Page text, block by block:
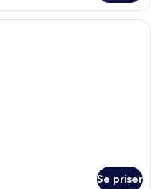
Allergitestade sängkläder,
Se priser